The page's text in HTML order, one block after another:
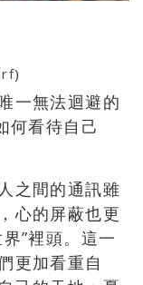
)
一無法迴避的
何看待自己
之間的通訊雖
心的屏蔽也更
”裡頭。這一
更加看重自